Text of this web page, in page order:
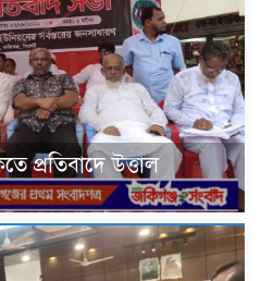
প্রতিবাদে উত্তাল